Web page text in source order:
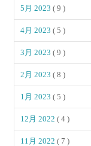
5月 2023( 9 )
4月 2023( 5 )
3月 2023( 9 )
2月 2023( 8 )
1月 2023( 5 )
12月 2022( 4 )
11月 2022( 7 )